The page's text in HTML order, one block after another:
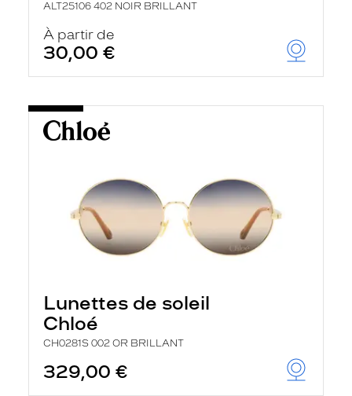
ALT25106 402 NOIR BRILLANT
À partir de
30,00 €
Lunettes de soleil
Chloé
CH0281S 002 OR BRILLANT
329,00 €